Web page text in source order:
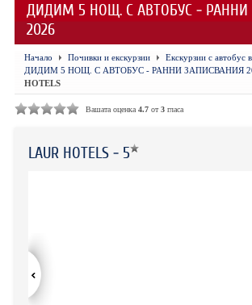
ЕКСКУРЗИИ САМОЛЕТ
ЕКСКУРЗИИ АВТОБУС
БЪЛГАРИЯ
ХОТЕЛИ В ТУРЦИЯ
ТУРЦИЯ С КОЛА
ХОТЕЛИ В АЛБАНИЯ
АВТОБУСИ ПОД НАЕМ
ДИДИМ 5 НОЩ. С АВТОБУС - РАННИ
2026
Начало Почивки и екскурзии
Екскурзии с автобус
ДИДИМ 5 НОЩ. С АВТОБУС - РАННИ ЗАПИСВАНИЯ
HOTELS
Вашата оценка 4.7от3гласа
LAUR HOTELS - 5